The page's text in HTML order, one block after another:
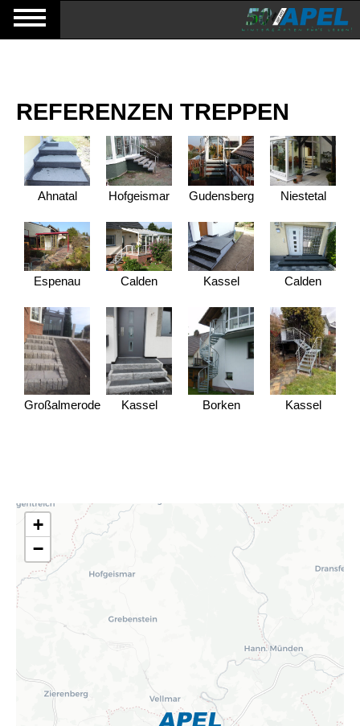
REFERENZEN TREPPEN
Ahnatal Hofgeismar Gudensberg Niestetal
Espenau Calden Kassel Calden
Großalmerode Kassel Borken Kassel
+
−